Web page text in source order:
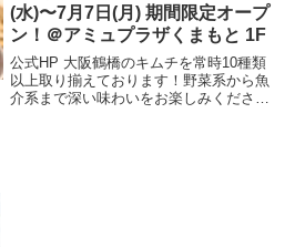
バイチョコレ...
(水)〜7月7日(月) 期間限定オープ
ン！＠アミュプラザくまもと 1F
公式HP 大阪鶴橋のキムチを常時10種類
以上取り揃えております！野菜系から魚
介系まで深い味わいをお楽しみくださ